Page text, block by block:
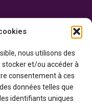
nous utilisons des
stocker et/ou accéder à
consentement à ces
données telles que
identifiants uniques
du gouvernement de
du ministère du